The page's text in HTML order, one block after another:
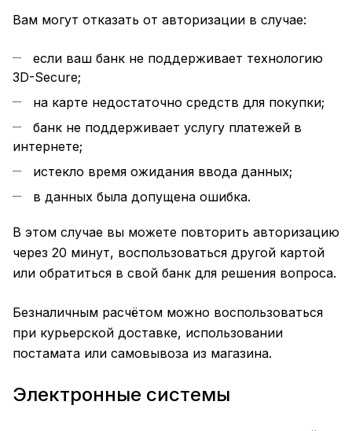
Вам могут отказать от авторизации в случае:
если ваш банк не поддерживает технологию
3D-Secure;
на карте недостаточно средств для покупки;
банк не поддерживает услугу платежей в
интернете;
истекло время ожидания ввода данных;
в данных была допущена ошибка.
В этом случае вы можете повторить авторизацию
через 20 минут, воспользоваться другой картой
или обратиться в свой банк для решения вопроса.
Безналичным расчётом можно воспользоваться
при курьерской доставке, использовании
постамата или самовывоза из магазина.
Электронные системы